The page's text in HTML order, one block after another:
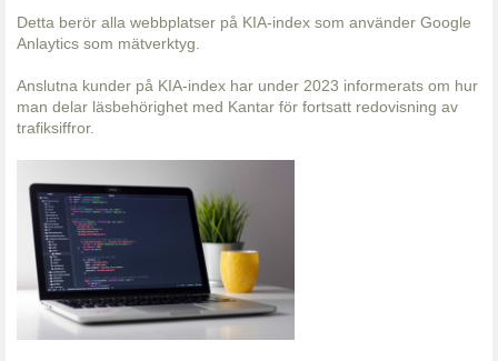
Detta berör alla webbplatser på KIA-index som använder Google
Anlaytics som mätverktyg.
Anslutna kunder på KIA-index har under 2023 informerats om hur
man delar läsbehörighet med Kantar för fortsatt redovisning av
trafiksiffror.